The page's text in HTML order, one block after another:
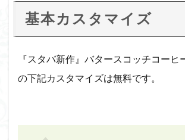
基本カスタマイズ
『スタバ新作』バタースコッチコーヒ
の下記カスタマイズは無料です。